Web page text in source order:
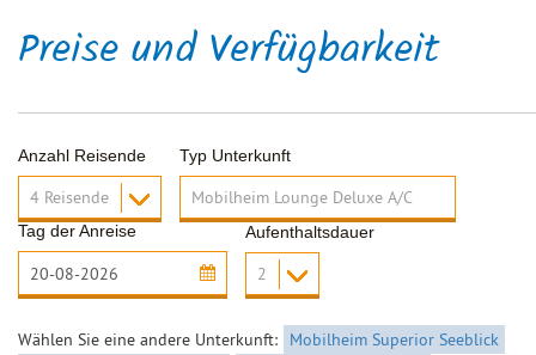
Preise und Verfügbarkeit
Anzahl Reisende Typ Unterkunft
Tag der Anreise Aufenthaltsdauer
Wählen Sie eine andere Unterkunft:
Mobilheim Superior Seeblick